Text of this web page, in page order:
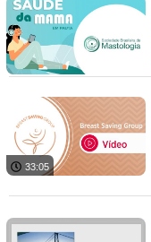
33:05